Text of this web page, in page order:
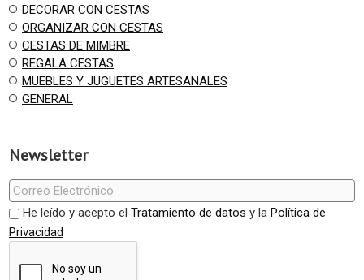
DECORAR CON CESTAS
ORGANIZAR CON CESTAS
CESTAS DE MIMBRE
REGALA CESTAS
MUEBLES Y JUGUETES ARTESANALES
GENERAL
Newsletter
He leído y acepto el Tratamiento de datos y la Política de
Privacidad